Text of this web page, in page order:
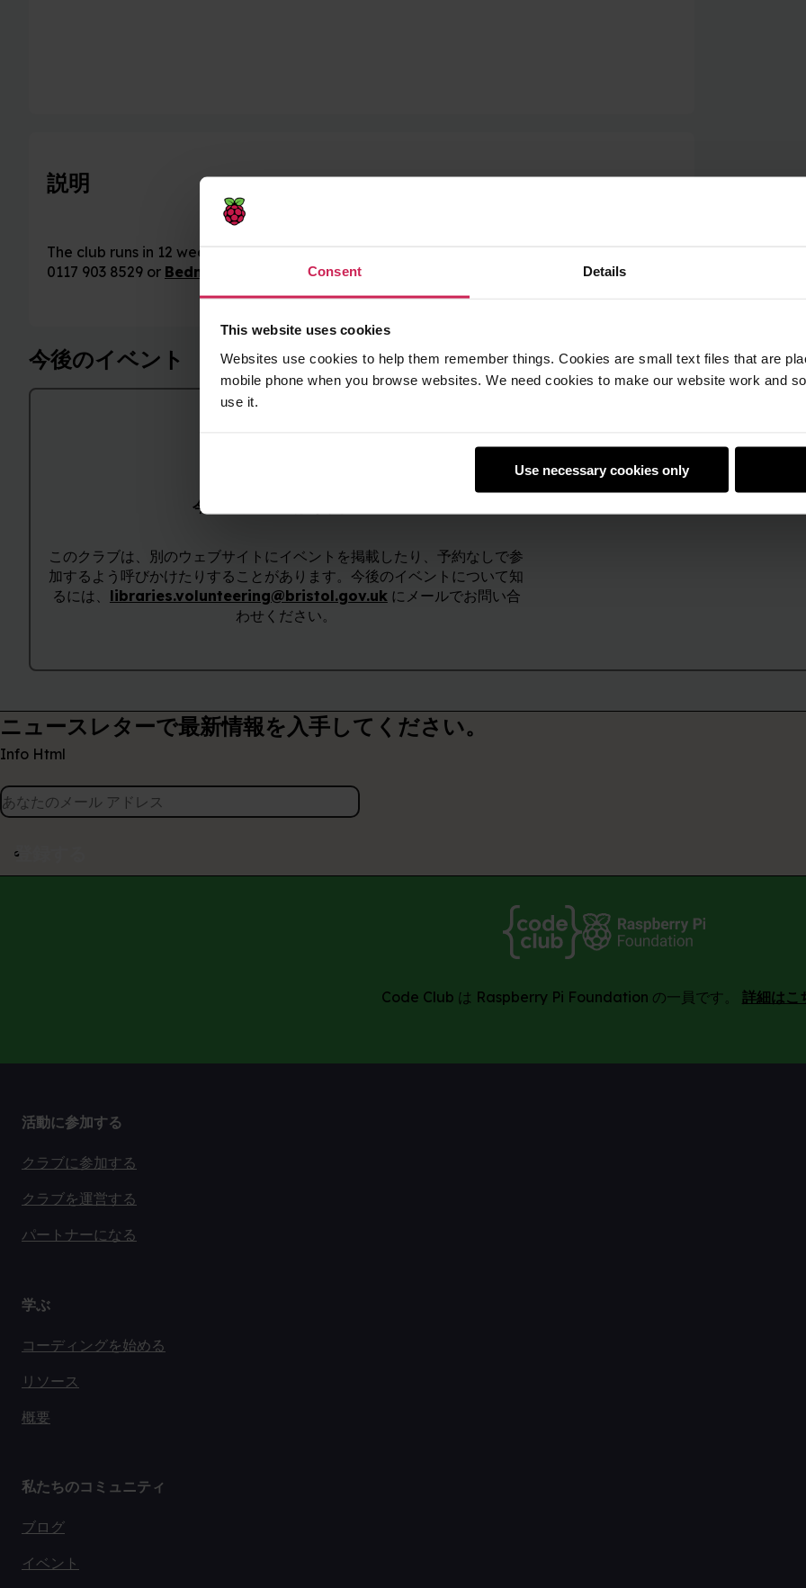
Consent Details
This website uses cookies
Websites use cookies to help them remember things. Cookies are small text files that are
mobile phone when you browse websites. We need cookies to make our website work and
use it.
Use necessary cookies only
説明
The club runs in 12 week courses. Contact Bedminster Library to book your child's space at
0117 903 8529 or Bedminster.library@bristol.gov.uk
今後のイベント
今後のイベントはありません
このクラブは、別のウェブサイトにイベントを掲載したり、予約なしで参
加するよう呼びかけたりすることがあります。今後のイベントについて知
るには、 libraries.volunteering@bristol.gov.ukにメールでお問い合
わせください。
ニュースレターで最新情報を入手してください。
Info Html
登録する
Code Club は Raspberry Pi Foundation の一員です。 詳細はこ
活動に参加する
クラブに参加する
クラブを運営する
パートナーになる
学ぶ
コーディングを始める
リソース
概要
私たちのコミュニティ
ブログ
イベント